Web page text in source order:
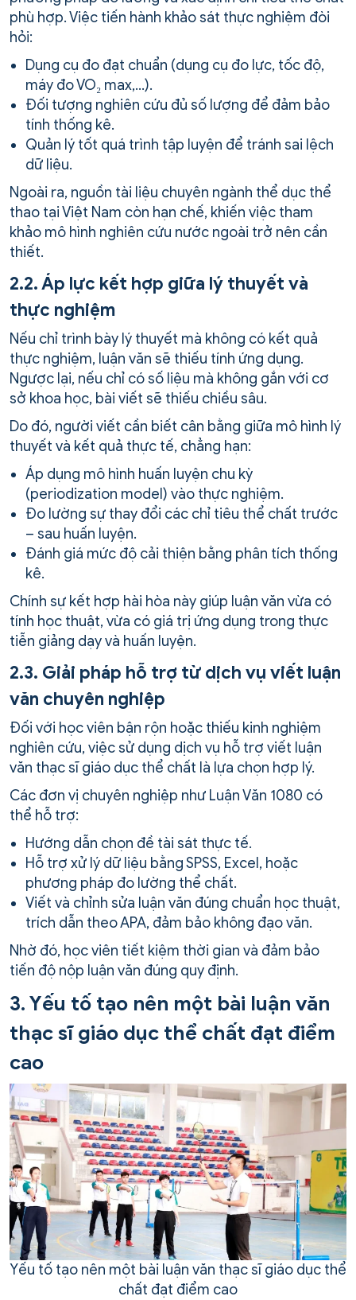
phù hợp. Việc tiến hành khảo sát thực nghiệm đòi
hỏi:
Dụng cụ đo đạt chuẩn (dụng cụ đo lực, tốc độ,
máy đo VO₂ max,…).
Đối tượng nghiên cứu đủ số lượng để đảm bảo
tính thống kê.
Quản lý tốt quá trình tập luyện để tránh sai lệch
dữ liệu.
Ngoài ra, nguồn tài liệu chuyên ngành thể dục thể
thao tại Việt Nam còn hạn chế, khiến việc tham
khảo mô hình nghiên cứu nước ngoài trở nên cần
thiết.
2.2. Áp lực kết hợp giữa lý thuyết và
thực nghiệm
Nếu chỉ trình bày lý thuyết mà không có kết quả
thực nghiệm, luận văn sẽ thiếu tính ứng dụng.
Ngược lại, nếu chỉ có số liệu mà không gắn với cơ
sở khoa học, bài viết sẽ thiếu chiều sâu.
Do đó, người viết cần biết cân bằng giữa mô hình lý
thuyết và kết quả thực tế, chẳng hạn:
Áp dụng mô hình huấn luyện chu kỳ
(periodization model) vào thực nghiệm.
Đo lường sự thay đổi các chỉ tiêu thể chất trước
– sau huấn luyện.
Đánh giá mức độ cải thiện bằng phân tích thống
kê.
Chính sự kết hợp hài hòa này giúp luận văn vừa có
tính học thuật, vừa có giá trị ứng dụng trong thực
tiễn giảng dạy và huấn luyện.
2.3. Giải pháp hỗ trợ từ dịch vụ viết luận
văn chuyên nghiệp
Đối với học viên bận rộn hoặc thiếu kinh nghiệm
nghiên cứu, việc sử dụng dịch vụ hỗ trợ viết luận
văn thạc sĩ giáo dục thể chất là lựa chọn hợp lý.
Các đơn vị chuyên nghiệp như Luận Văn 1080 có
thể hỗ trợ:
Hướng dẫn chọn đề tài sát thực tế.
Hỗ trợ xử lý dữ liệu bằng SPSS, Excel, hoặc
phương pháp đo lường thể chất.
Viết và chỉnh sửa luận văn đúng chuẩn học thuật,
trích dẫn theo APA, đảm bảo không đạo văn.
Nhờ đó, học viên tiết kiệm thời gian và đảm bảo
tiến độ nộp luận văn đúng quy định.
3. Yếu tố tạo nên một bài luận văn
thạc sĩ giáo dục thể chất đạt điểm
cao
Yếu tố tạo nên một bài luận văn thạc sĩ giáo dục thể
chất đạt điểm cao